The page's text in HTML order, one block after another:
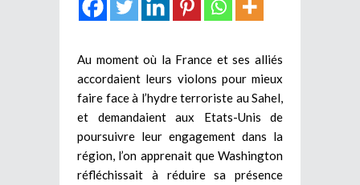
Au moment où la France et ses alliés
accordaient leurs violons pour mieux
faire face à l’hydre terroriste au Sahel,
et demandaient aux Etats-Unis de
poursuivre leur engagement dans la
région, l’on apprenait que Washington
réfléchissait à réduire sa présence